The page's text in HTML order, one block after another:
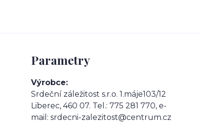
Parametry
Výrobce
Srdeční záležitost s.r.o. 1.máje103/12
Liberec, 460 07. Tel.: 775 281 770, e-
mail: srdecni-zalezitost@centrum.cz